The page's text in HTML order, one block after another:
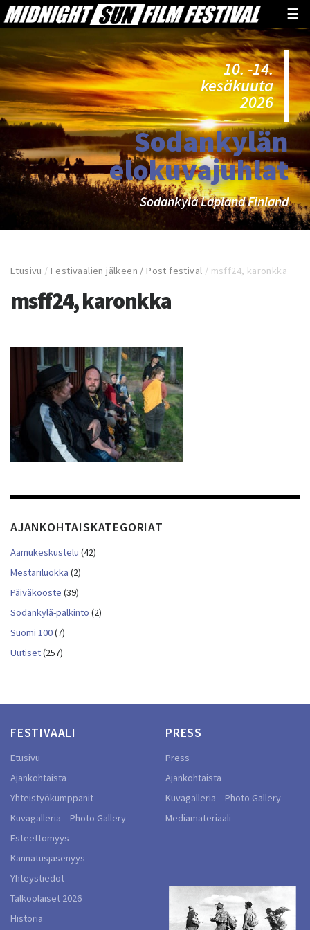
☰
10. -14.
kesäkuuta
2026
Sodankylän
elokuvajuhlat
Sodankylä Lapland Finland
Etusivu /Festivaalien jälkeen / Post festival / msff24, karonkka
msff24, karonkka
AJANKOHTAISKATEGORIAT
Aamukeskustelu (42)
Mestariluokka (2)
Päiväkooste (39)
Sodankylä-palkinto (2)
Suomi 100(7)
Uutiset(257)
FESTIVAALI
Etusivu
Ajankohtaista
Yhteistyökumppanit
Kuvagalleria – Photo Gallery
Esteettömyys
Kannatusjäsenyys
Yhteystiedot
Talkoolaiset 2026
Historia
PRESS
Press
Ajankohtaista
Kuvagalleria – Photo Gallery
Mediamateriaali